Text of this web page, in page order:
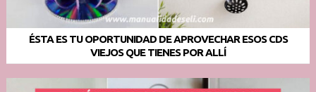
ÉSTA ES TU OPORTUNIDAD DE APROVECHAR ESOS CDS
VIEJOS QUE TIENES POR ALLÍ